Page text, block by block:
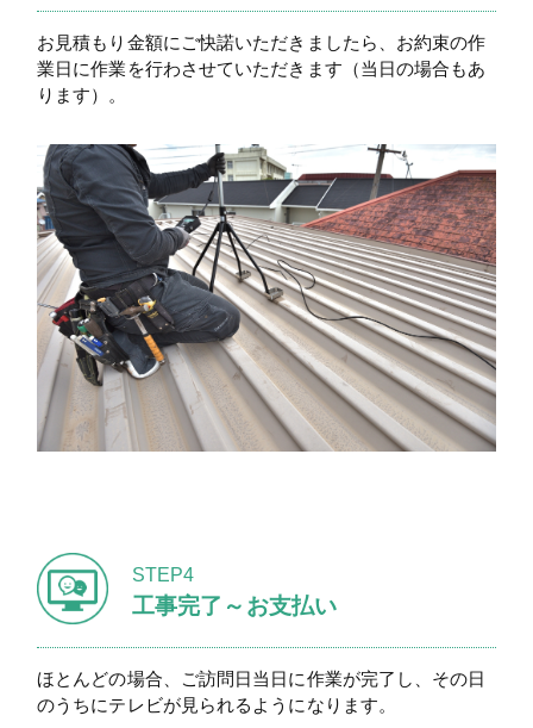
お見積もり金額にご快諾いただきましたら、お約束の作
業日に作業を行わさせていただきます（当日の場合もあ
ります）。
工事完了～お支払い
STEP4
ほとんどの場合、ご訪問日当日に作業が完了し、その日
のうちにテレビが見られるようになります。